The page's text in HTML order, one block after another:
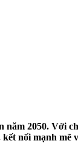
2050. Với
nối mạnh mẽ